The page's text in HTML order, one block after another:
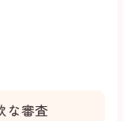
な審査